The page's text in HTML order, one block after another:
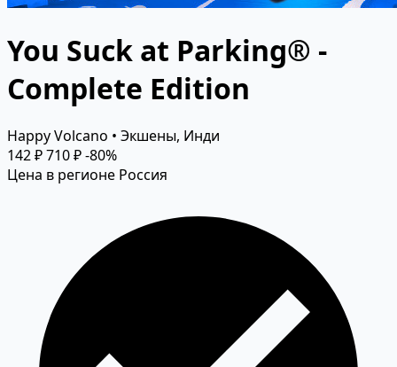
You Suck at Parking® -
Complete Edition
Happy Volcano • Экшены, Инди
142 ₽710 ₽-80%
Цена в регионе Россия